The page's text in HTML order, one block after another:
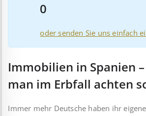
0
oder senden Sie uns einfach
Immobilien in Spanien
man im Erbfall achten
Immer mehr Deutsche haben ihr